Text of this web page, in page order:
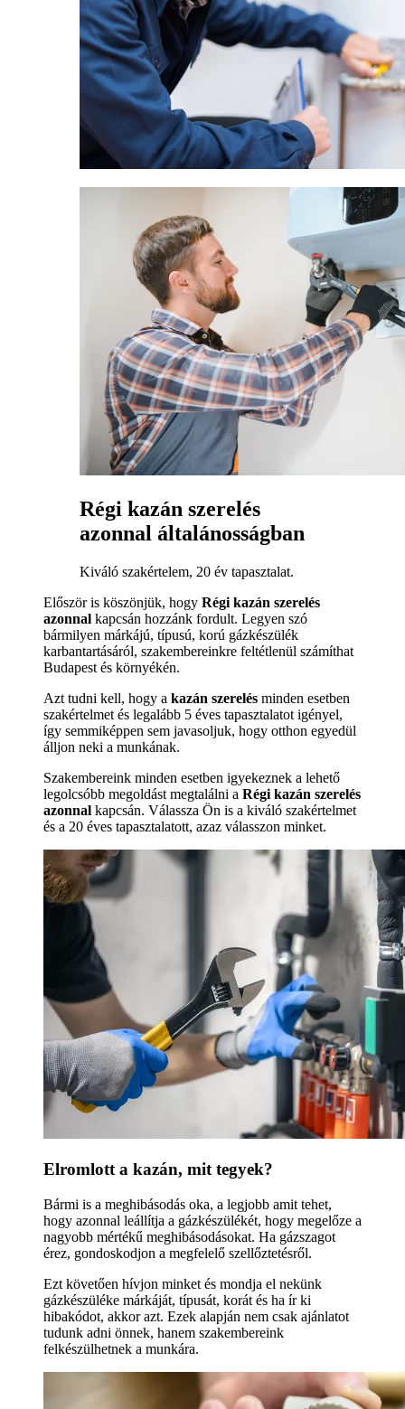
Régi kazán szerelés
azonnal általánosságban
Kiváló szakértelem, 20 év tapasztalat.
Először is köszönjük, hogy Régi kazán szerelés
azonnal kapcsán hozzánk fordult. Legyen szó
bármilyen márkájú, típusú, korú gázkészülék
karbantartásáról, szakembereinkre feltétlenül számíthat
Budapest és környékén.
Azt tudni kell, hogy a kazán szerelés minden esetben
szakértelmet és legalább 5 éves tapasztalatot igényel,
így semmiképpen sem javasoljuk, hogy otthon egyedül
álljon neki a munkának.
Szakembereink minden esetben igyekeznek a lehető
legolcsóbb megoldást megtalálni a Régi kazán szerelés
azonnal kapcsán. Válassza Ön is a kiváló szakértelmet
és a 20 éves tapasztalatott, azaz válasszon minket.
Elromlott a kazán, mit tegyek?
Bármi is a meghibásodás oka, a legjobb amit tehet,
hogy azonnal leállítja a gázkészülékét, hogy megelőze a
nagyobb mértékű meghibásodásokat. Ha gázszagot
érez, gondoskodjon a megfelelő szellőztetésről.
Ezt követően hívjon minket és mondja el nekünk
gázkészüléke márkáját, típusát, korát és ha ír ki
hibakódot, akkor azt. Ezek alapján nem csak ajánlatot
tudunk adni önnek, hanem szakembereink
felkészülhetnek a munkára.